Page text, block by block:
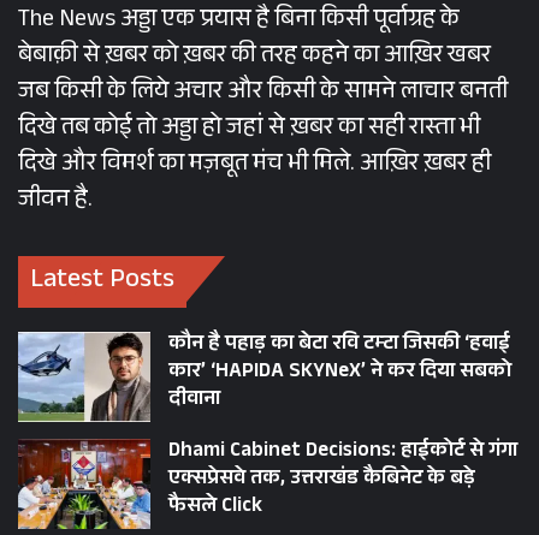
The News अड्डा एक प्रयास है बिना किसी पूर्वाग्रह के
बेबाक़ी से ख़बर को ख़बर की तरह कहने का आख़िर खबर
जब किसी के लिये अचार और किसी के सामने लाचार बनती
दिखे तब कोई तो अड्डा हो जहां से ख़बर का सही रास्ता भी
दिखे और विमर्श का मज़बूत मंच भी मिले. आख़िर ख़बर ही
जीवन है.
Latest Posts
कौन है पहाड़ का बेटा रवि टम्टा जिसकी ‘हवाई
कार’ ‘HAPIDA SKYNeX’ ने कर दिया सबको
दीवाना
Dhami Cabinet Decisions: हाईकोर्ट से गंगा
एक्सप्रेसवे तक, उत्तराखंड कैबिनेट के बड़े
फैसले Click